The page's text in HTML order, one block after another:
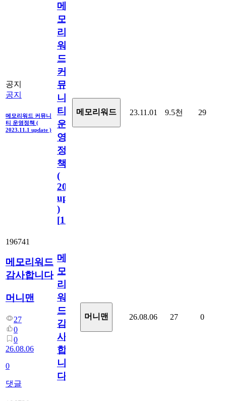
공지
공지
메모리워드 커뮤니
티 운영정책 (
2023.11.1 update )
메
모
리
워
드
커
뮤
니
티
운
영
정
책
(
2023.11.1
update
)
[110
메모리워드 23.11.01 9.5천 29
196741
메모리워드
감사합니다
머니맨
27
0
0
26.08.06
0
댓글
메
모
리
워
드
감
사
합
니
다
머니맨 26.08.06 27 0